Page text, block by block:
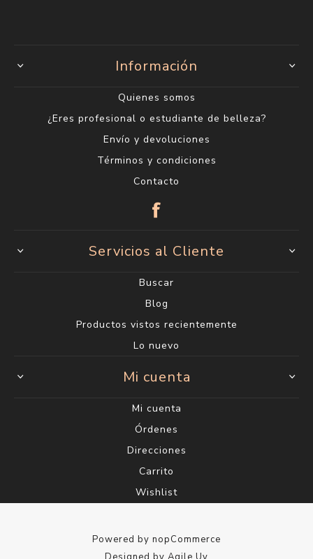
Información
Quienes somos
¿Eres profesional o estudiante de belleza?
Envío y devoluciones
Términos y condiciones
Contacto
Servicios al Cliente
Buscar
Blog
Productos vistos recientemente
Lo nuevo
Mi cuenta
Mi cuenta
Órdenes
Direcciones
Carrito
Wishlist
Powered by nopCommerce